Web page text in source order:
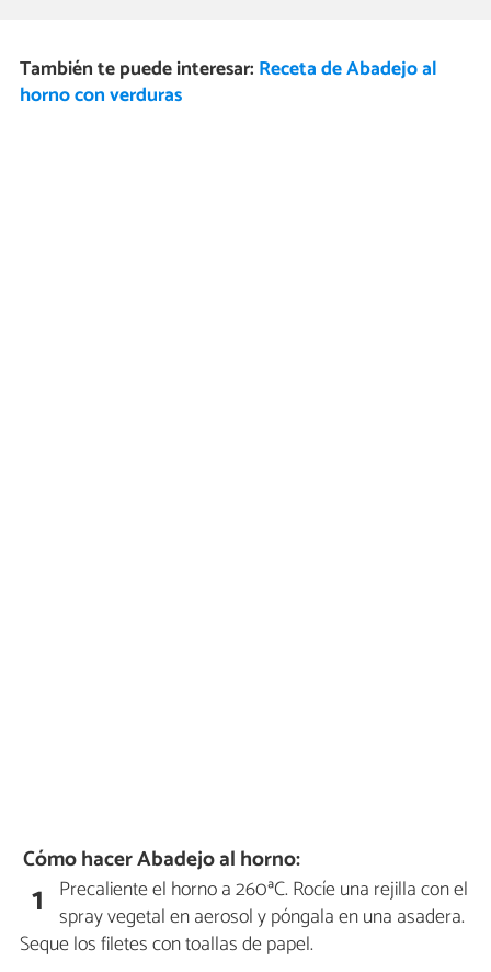
También te puede interesar: Receta de Abadejo al
horno con verduras
Cómo hacer Abadejo al horno:
1 Precaliente el horno a 260ªC. Rocíe una rejilla con el
spray vegetal en aerosol y póngala en una asadera.
Seque los filetes con toallas de papel.